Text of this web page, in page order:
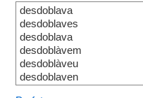
desdoblava
desdoblaves
desdoblava
desdoblàvem
desdoblàveu
desdoblaven